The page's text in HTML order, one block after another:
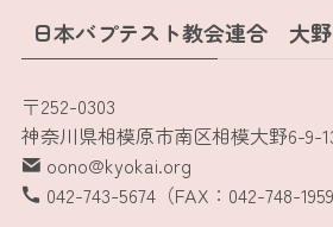
日本バプテスト教会連合 大
〒252-0303
神奈川県相模原市南区相模大野6-9-
oono@kyokai.org
042-743-5674（FAX：042-748-1959